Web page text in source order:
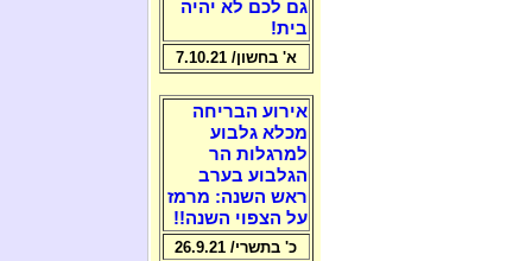
גם לכם לא יהיה
בית!
א' בחשון/ 7.10.21
אירוע הבריחה
מכלא גלבוע
למרגלות הר
הגלבוע בערב
ראש השנה: מרמז
על הצפוי השנה!!
כ' בתשרי/ 26.9.21